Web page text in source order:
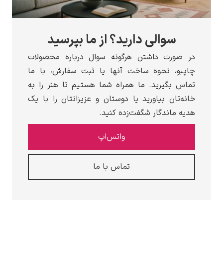
سوالی دارید؟ از ما بپرسید
داشتن هرگونه سوال درباره محصولات
نحوه ساخت آنها یا ثبت سفارش، با ما
ما همراه شما هستیم تا هنر را به
بیاورید یا دوستان و عزیزانتان را با یک
شگفت‌زده کنید.